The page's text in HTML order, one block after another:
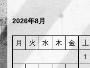
2026年8月
月 火 水 木 金 土
1